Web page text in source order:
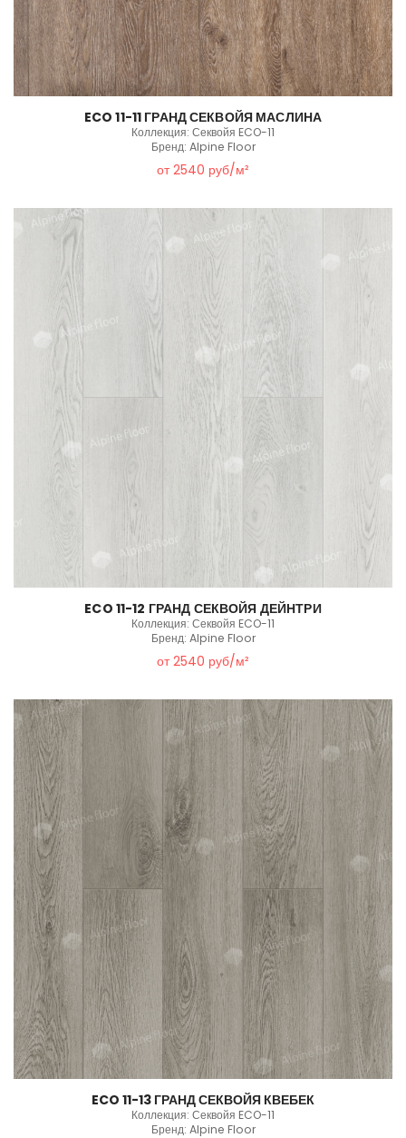
ECO 11-11 ГРАНД СЕКВОЙЯ МАСЛИНА
Коллекция: Секвойя ECO-11
Бренд: Alpine Floor
от 2540 руб/м²
ECO 11-12 ГРАНД СЕКВОЙЯ ДЕЙНТРИ
Коллекция: Секвойя ECO-11
Бренд: Alpine Floor
от 2540 руб/м²
ECO 11-13 ГРАНД СЕКВОЙЯ КВЕБЕК
Коллекция: Секвойя ECO-11
Бренд: Alpine Floor